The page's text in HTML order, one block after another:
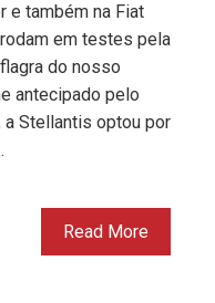
e também na Fiat
em testes pela
do nosso
antecipado pelo
Stellantis optou por
Read More